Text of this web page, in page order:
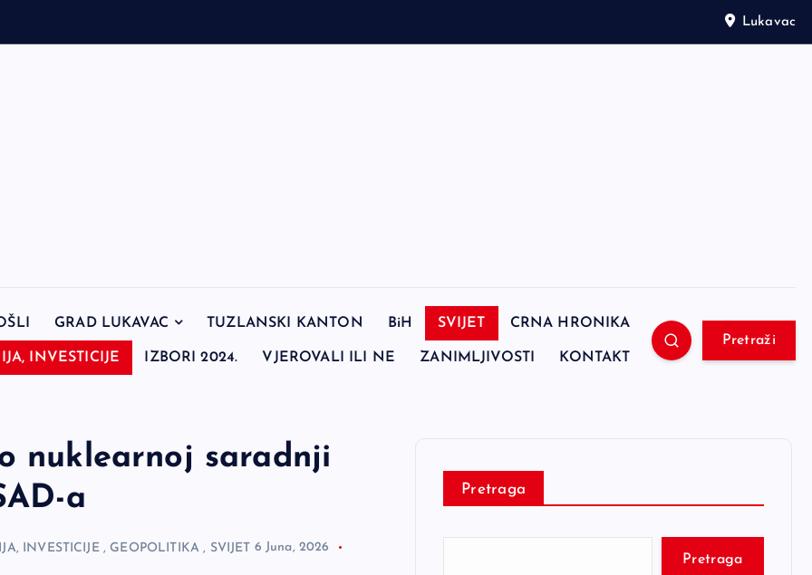
Lukavac
GRAD LUKAVAC TUZLANSKI KANTON BiH SVIJET CRNA HRONIKA
INVESTICIJE IZBORI 2024. VJEROVALI ILI NE ZANIMLJIVOSTI KONTAKT
Pretraži
nuklearnoj saradnji
a
INVESTICIJE, GEOPOLITIKA , SVIJET 6 Juna, 2026
Pretraga
Pretraga